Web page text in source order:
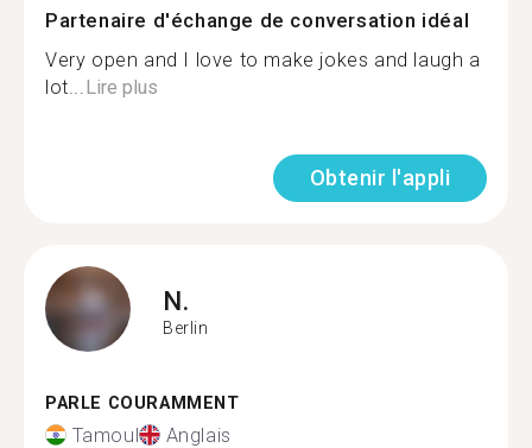
Partenaire d'échange de conversation idéal
Very open and I love to make jokes and laugh a
lot...Lire plus
Obtenir l'appli
N.
Berlin
PARLE COURAMMENT
Tamoul Anglais